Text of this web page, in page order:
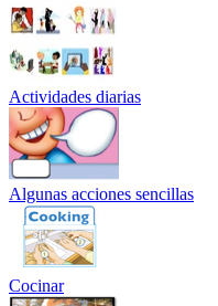
Actividades diarias
Algunas acciones sencillas
Cocinar